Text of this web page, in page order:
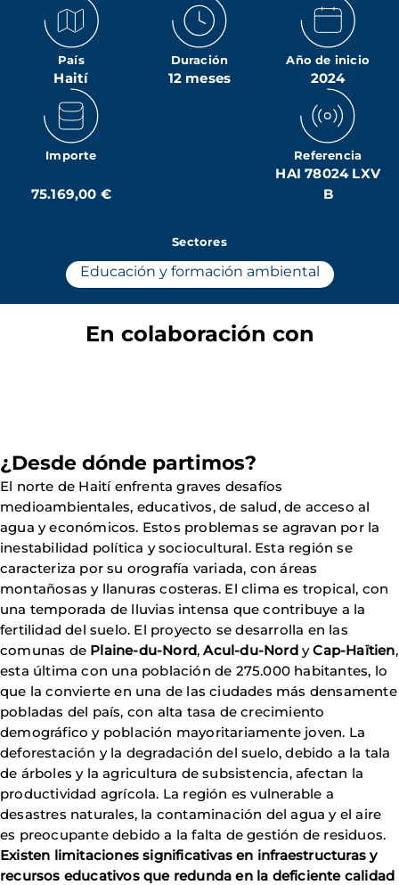
País
Haití
Duración
12 meses
Año de inicio
2024
Importe
75.169,00 €
Referencia
HAI 78024 LXV
B
Sectores
Educación y formación ambiental
En colaboración con
¿Desde dónde partimos?
El norte de Haití enfrenta graves desafíos
medioambientales, educativos, de salud, de acceso al
agua y económicos. Estos problemas se agravan por la
inestabilidad política y sociocultural. Esta región se
caracteriza por su orografía variada, con áreas
montañosas y llanuras costeras. El clima es tropical, con
una temporada de lluvias intensa que contribuye a la
fertilidad del suelo. El proyecto se desarrolla en las
comunas de Plaine-du-Nord,Acul-du-NordyCap-Haïtien,
esta última con una población de 275.000 habitantes, lo
que la convierte en una de las ciudades más densamente
pobladas del país, con alta tasa de crecimiento
demográfico y población mayoritariamente joven. La
deforestación y la degradación del suelo, debido a la tala
de árboles y la agricultura de subsistencia, afectan la
productividad agrícola. La región es vulnerable a
desastres naturales, la contaminación del agua y el aire
es preocupante debido a la falta de gestión de residuos.
Existen limitaciones significativas en infraestructuras y
recursos educativos que redunda en la deficiente calidad